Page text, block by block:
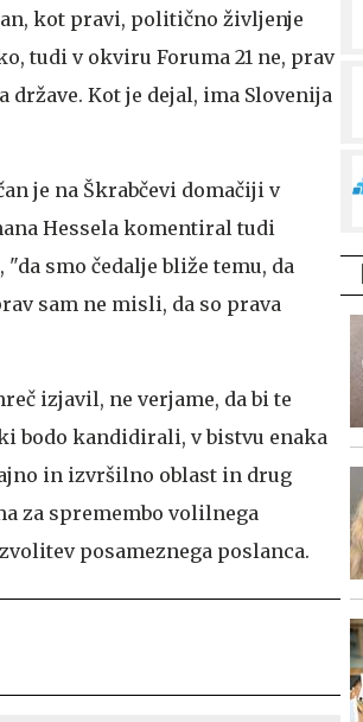
kot pravi, politično življenje
tudi v okviru Foruma 21 ne, prav
Kot je dejal, ima Slovenija
je na Škrabčevi domačiji v
Hessela komentiral tudi
smo čedalje bliže temu, da
sam ne misli, da so prava
izjavil, ne verjame, da bi te
bodo kandidirali, v bistvu enaka
in izvršilno oblast in drug
za spremembo volilnega
posameznega poslanca.